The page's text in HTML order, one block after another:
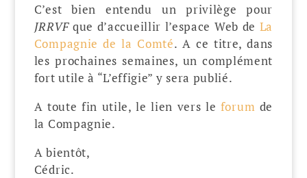
C’est bien entendu un privilège pour
JRRVFque d’accueillir l’espace Web de La
Compagnie de la Comté. A ce titre, dans
les prochaines semaines, un complément
fort utile à “L’effigie” y sera publié.
A toute fin utile, le lien vers le forum de
la Compagnie.
A bientôt,
Cédric.